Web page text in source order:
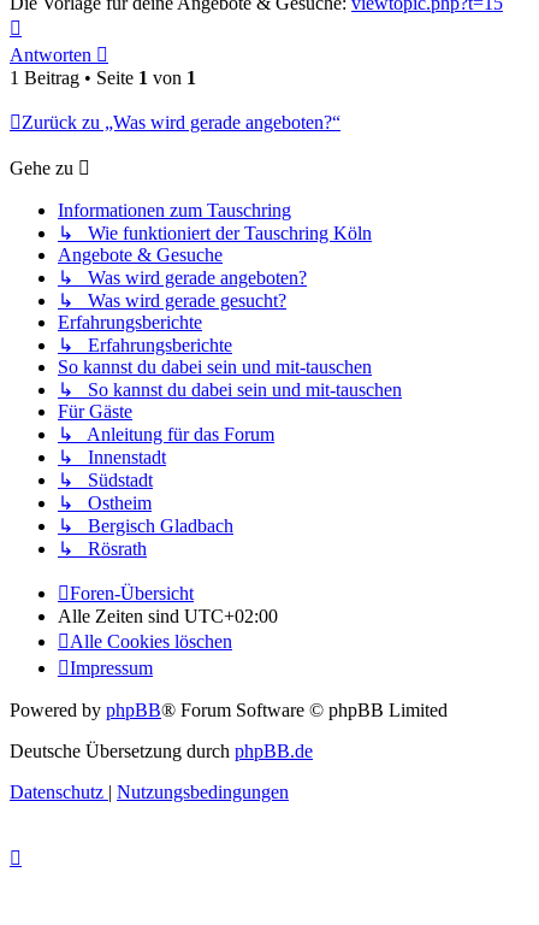
oben
Antworten
1 Beitrag • Seite 1 von 1
Zurück zu „Was wird gerade angeboten?“
Gehe zu
Informationen zum Tauschring
↳ Wie funktioniert der Tauschring Köln
Angebote & Gesuche
↳ Was wird gerade angeboten?
↳ Was wird gerade gesucht?
Erfahrungsberichte
↳ Erfahrungsberichte
So kannst du dabei sein und mit-tauschen
↳ So kannst du dabei sein und mit-tauschen
Für Gäste
↳ Anleitung für das Forum
↳ Innenstadt
↳ Südstadt
↳ Ostheim
↳ Bergisch Gladbach
↳ Rösrath
Foren-Übersicht
Alle Zeiten sind UTC+02:00
Alle Cookies löschen
Impressum
Powered by phpBB® Forum Software © phpBB Limited
Deutsche Übersetzung durch phpBB.de
Datenschutz | Nutzungsbedingungen